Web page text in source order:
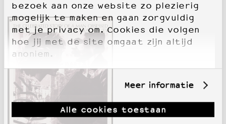
bezoek aan onze website zo plezierig
mogelijk te maken en gaan zorgvuldig
met je privacy om. Cookies die volgen
hoe jij met de site omgaat zijn altijd
anoniem.
Meer informatie
Alle cookies toestaan